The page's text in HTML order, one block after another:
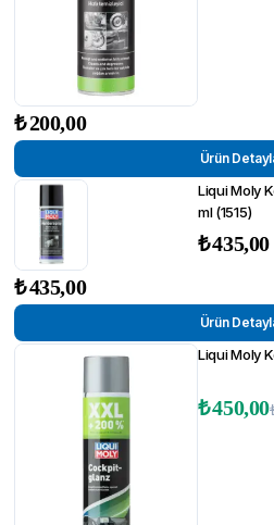
₺200,00
Ürün
Liqui Moly
ml (1515)
₺435,00
₺435,00
Ürün
Liqui Moly
₺450,00